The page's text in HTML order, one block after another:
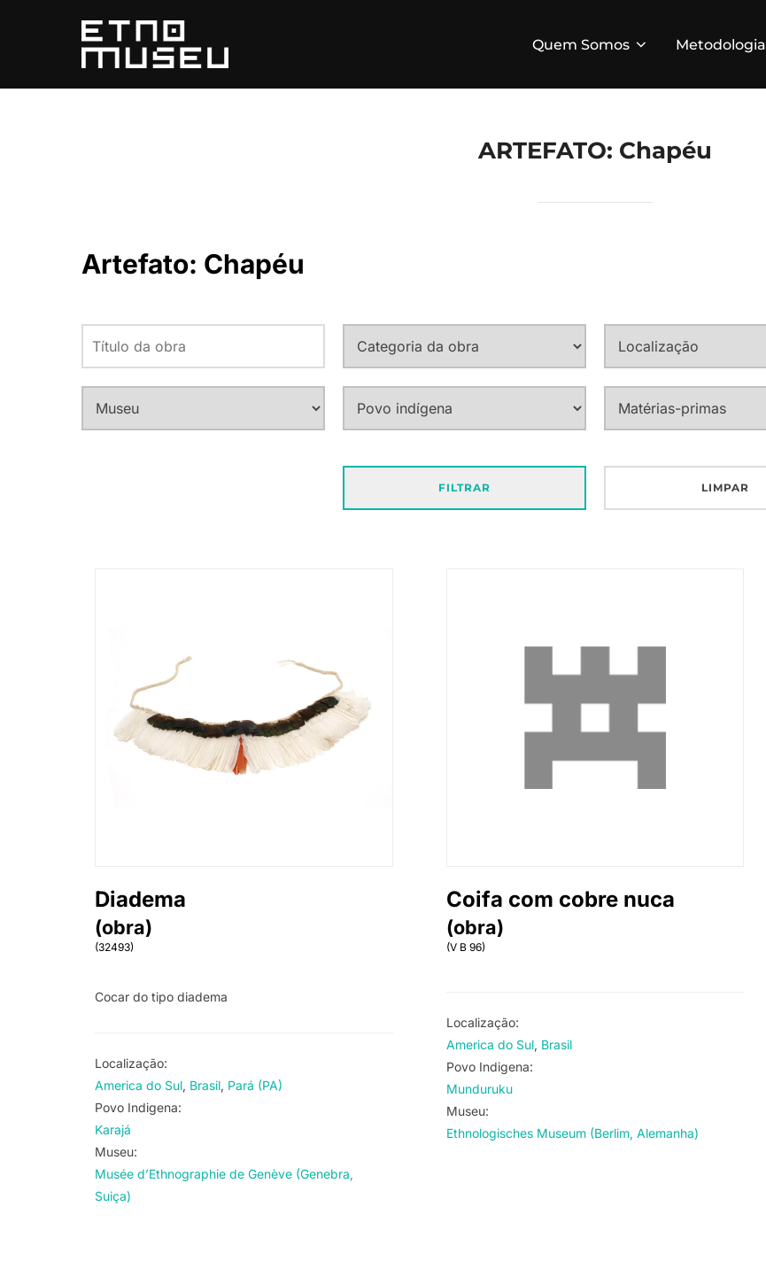
conteúdo
Quem Somos Metodologia
ARTEFATO: Chapéu
Artefato: Chapéu
FILTRAR LIMPAR
Diadema
(obra)
(32493)
Cocar do tipo diadema
Localização:
America do Sul Brasil Pará (PA)
Povo Indigena:
Karajá
Museu:
Musée d’Ethnographie de Genève (Genebra,
Suiça)
Coifa com cobre nuca
(obra)
(V B 96)
Localização:
America do Sul Brasil
Povo Indigena:
Munduruku
Museu:
Ethnologisches Museum (Berlim, Alemanha)